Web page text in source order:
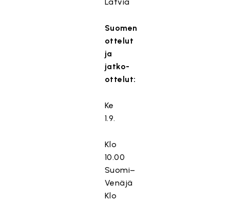
Suomen
ottelut
ja
jatko-
ottelut:
Ke
1.9.
Klo
10.00
Suomi–
Venäjä
Klo